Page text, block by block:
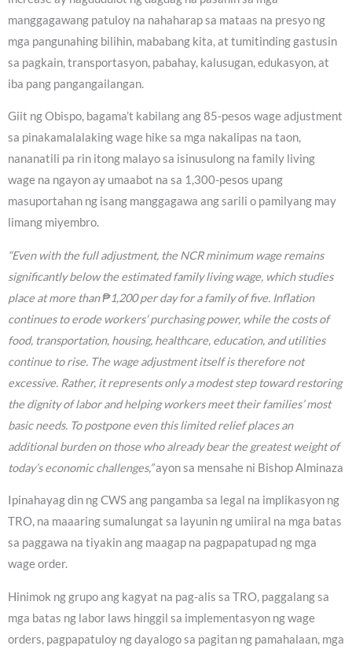
manggagawang patuloy na nahaharap sa mataas na presyo ng
mga pangunahing bilihin, mababang kita, at tumitinding gastusin
sa pagkain, transportasyon, pabahay, kalusugan, edukasyon, at
iba pang pangangailangan.
Giit ng Obispo, bagama’t kabilang ang 85-pesos wage adjustment
sa pinakamalalaking wage hike sa mga nakalipas na taon,
nananatili pa rin itong malayo sa isinusulong na family living
wage na ngayon ay umaabot na sa 1,300-pesos upang
masuportahan ng isang manggagawa ang sarili o pamilyang may
limang miyembro.
“Even with the full adjustment, the NCR minimum wage remains
significantly below the estimated family living wage, which studies
place at more than ₱1,200 per day for a family of five. Inflation
continues to erode workers’ purchasing power, while the costs of
food, transportation, housing, healthcare, education, and utilities
continue to rise. The wage adjustment itself is therefore not
excessive. Rather, it represents only a modest step toward restoring
the dignity of labor and helping workers meet their families’ most
basic needs. To postpone even this limited relief places an
additional burden on those who already bear the greatest weight of
today’s economic challenges,”ayon sa mensahe ni Bishop Alminaza
Ipinahayag din ng CWS ang pangamba sa legal na implikasyon ng
TRO, na maaaring sumalungat sa layunin ng umiiral na mga batas
sa paggawa na tiyakin ang maagap na pagpapatupad ng mga
wage order.
Hinimok ng grupo ang kagyat na pag-alis sa TRO, paggalang sa
mga batas ng labor laws hinggil sa implementasyon ng wage
orders, pagpapatuloy ng dayalogo sa pagitan ng pamahalaan, mga